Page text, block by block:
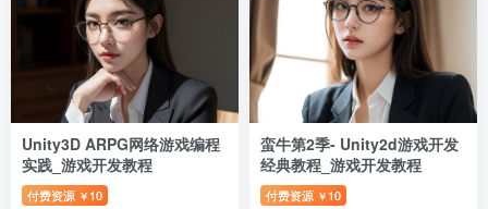
Unity3D ARPG网络游戏编程
实践_游戏开发教程
付费资源 ￥ 10
蛮牛第2季- Unity2d游戏开发
经典教程_游戏开发教程
付费资源 ￥ 10